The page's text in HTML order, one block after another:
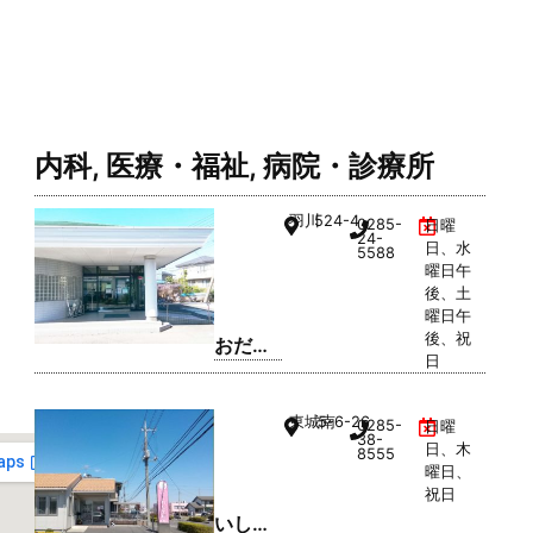
内科, 医療・福祉, 病院・診療所
おだ内
科クリ
羽川524-40285-
24-
5588
日曜
日、水
曜日午
後、土
曜日午
後、祝
日
いしわ
東城南5-6-260285-
38-
8555
日曜
日、木
曜日、
祝日